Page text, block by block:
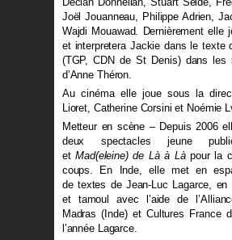
Joël Jouanneau, Philippe Adrien,
Wajdi Mouawad. Dernièrement elle
et interpretera Jackie dans le texte
(TGP, CDN de St Denis) dans les
d’Anne Théron.
Au cinéma elle joue sous la
Lioret, Catherine Corsini et Noémie
Metteur en scène – Depuis 2006
deux spectacles jeune
etMad(eleine) de Là à Làpour la
coups. En Inde, elle met en
de textes de Jean-Luc Lagarce, en
et tamoul avec l’aide de
Madras (Inde) et Cultures France
l’année Lagarce.